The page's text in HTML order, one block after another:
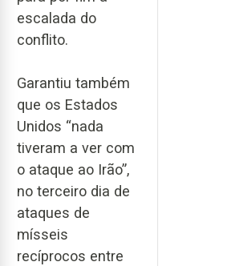
escalada do
conflito.
Garantiu também
que os Estados
Unidos “nada
tiveram a ver com
o ataque ao Irão”,
no terceiro dia de
ataques de
mísseis
recíprocos entre